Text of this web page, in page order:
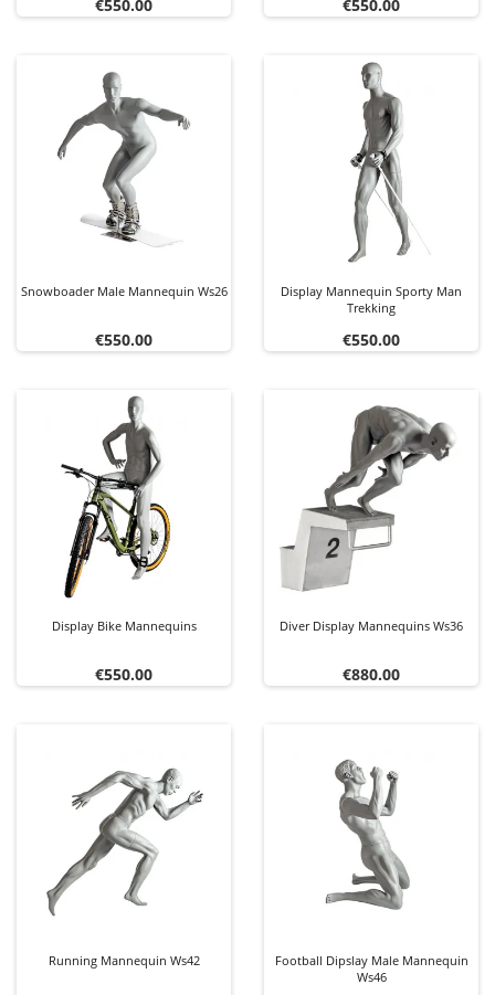
€550.00 €550.00
Snowboader Male Mannequin Ws26
Price
€550.00
Display Mannequin Sporty Man
Trekking
Price
€550.00
Display Bike Mannequins
Price
€550.00
Diver Display Mannequins Ws36
Price
€880.00
Running Mannequin Ws42
Football Dipslay Male Mannequin
Ws46